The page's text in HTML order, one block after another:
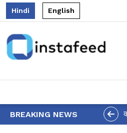
Hindi English
BREAKING NEWS